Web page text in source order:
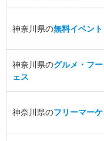
神奈川県の無料イベント
神奈川県のグルメ・フ
ェス
神奈川県のフリーマー